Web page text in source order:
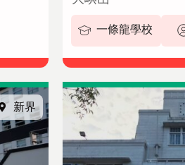
一條龍學校
新界